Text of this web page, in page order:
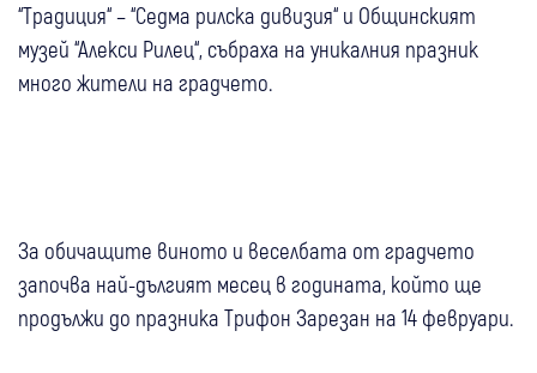
“Традиция“ – “Седма рилска дивизия“ и Общинският
музей “Алекси Рилец“, събраха на уникалния празник
много жители на градчето.
За обичащите виното и веселбата от градчето
започва най-дългият месец в годината, който ще
продължи до празника Трифон Зарезан на 14 февруари.